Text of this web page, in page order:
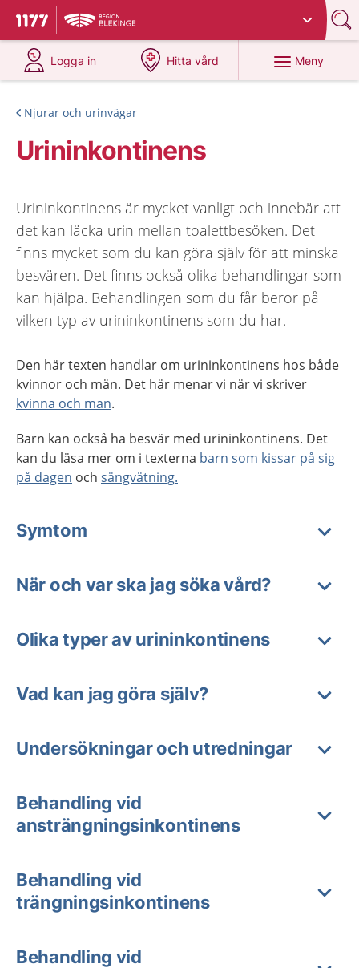
Till startsidan för 1177
Du har valt region
Logga in
på 1177.se
Hitta vård
på 1177.se
Meny
Njurar och urinvägar
Urininkontinens
Urininkontinens är mycket vanligt och innebär att
det kan läcka urin mellan toalettbesöken. Det
finns mycket som du kan göra själv för att minska
besvären. Det finns också olika behandlingar som
kan hjälpa. Behandlingen som du får beror på
vilken typ av urininkontinens som du har.
Den här texten handlar om urininkontinens hos både
kvinnor och män. Det här menar vi när vi skriver
kvinna och man.
Barn kan också ha besvär med urininkontinens. Det
kan du läsa mer om i texterna barn som kissar på sig
på dagen och sängvätning.
Symtom
När och var ska jag söka vård?
Olika typer av urininkontinens
Vad kan jag göra själv?
Undersökningar och utredningar
Behandling vid
ansträngningsinkontinens
Behandling vid
trängningsinkontinens
Behandling vid